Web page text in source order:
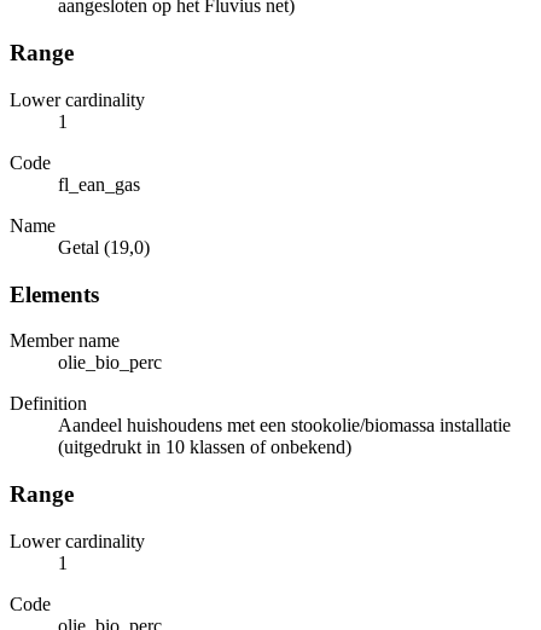
aangesloten op het Fluvius net)
Range
Lower cardinality
1
Code
fl_ean_gas
Name
Getal (19,0)
Elements
Member name
olie_bio_perc
Definition
Aandeel huishoudens met een stookolie/biomassa installatie
(uitgedrukt in 10 klassen of onbekend)
Range
Lower cardinality
1
Code
olie_bio_perc